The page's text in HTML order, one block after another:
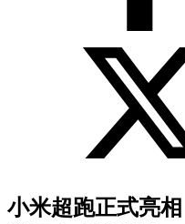
小米超跑正式亮